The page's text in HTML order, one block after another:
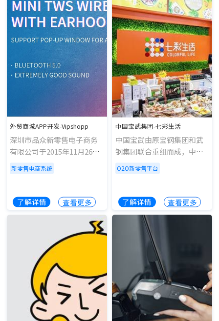
和双向通话等功能。
外贸商城APP开发-Vipshopp
深圳市品众新零售电子商务
有限公司于2015年11月26日
成立，经营电子商务;国内贸
易;经营进出口业务;供应链管
用品、劳保产品、一类医疗
器械的销售等。 Vipshopp是
该公司新零售电商平台。
新零售电商系统
了解详情 查看更多
中国宝武集团-七彩生活
中国宝武由原宝钢集团和武
钢集团联合重组而成，中国
宝武资产规模10141亿元，是
国有资本投资公司试点企
持行业领先地位，经营规模
和盈利水平位居全球第一;宝
武-七彩生活综合业态O2O新
零售平台是一款应用范围广
泛、商业模式全响应、盈利
模式丰富、系统功能强大稳
定的社交化新零售商城系
统，既支持批发、零售业务
类型，又支持传统电商、到
店消费、上门服务、同城外
卖4种交易场景及模式。
O2O新零售平台
了解详情 查看更多